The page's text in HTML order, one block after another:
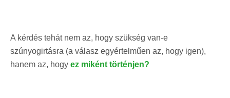
A kérdés tehát nem az, hogy szükség van-e
szúnyogirtásra (a válasz egyértelműen az, hogy igen),
hanem az, hogy ez miként történjen?